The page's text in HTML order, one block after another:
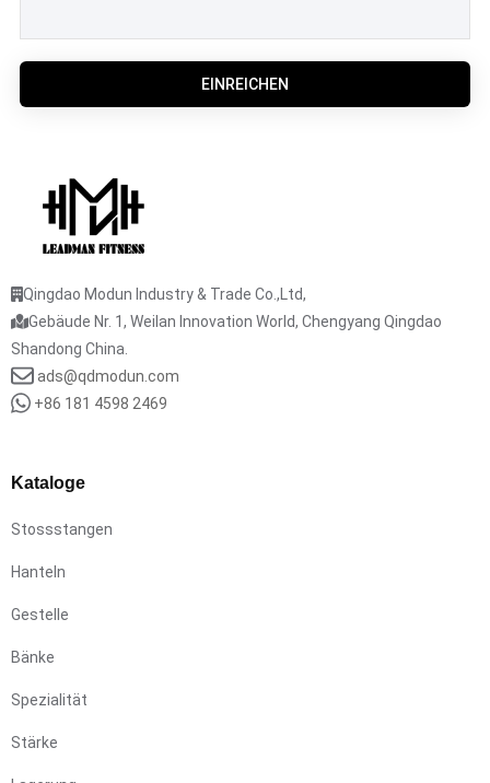
EINREICHEN
Qingdao Modun Industry & Trade Co.,Ltd,
Gebäude Nr. 1, Weilan Innovation World, Chengyang Qingdao
Shandong China.
ads@qdmodun.com
+86 181 4598 2469
Kataloge
Stossstangen
Hanteln
Gestelle
Bänke
Spezialität
Stärke